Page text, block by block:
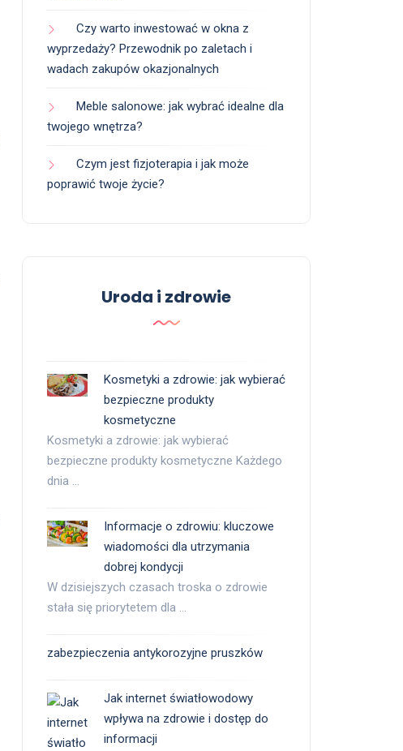
Czy warto inwestować w okna z
wyprzedaży? Przewodnik po zaletach i
wadach zakupów okazjonalnych
Meble salonowe: jak wybrać idealne dla
twojego wnętrza?
Czym jest fizjoterapia i jak może
poprawić twoje życie?
Uroda i zdrowie
Kosmetyki a zdrowie: jak wybierać
bezpieczne produkty
kosmetyczne
Kosmetyki a zdrowie: jak wybierać
bezpieczne produkty kosmetyczne Każdego
dnia …
Informacje o zdrowiu: kluczowe
wiadomości dla utrzymania
dobrej kondycji
W dzisiejszych czasach troska o zdrowie
stała się priorytetem dla …
zabezpieczenia antykorozyjne pruszków
Jak internet światłowodowy
wpływa na zdrowie i dostęp do
informacji